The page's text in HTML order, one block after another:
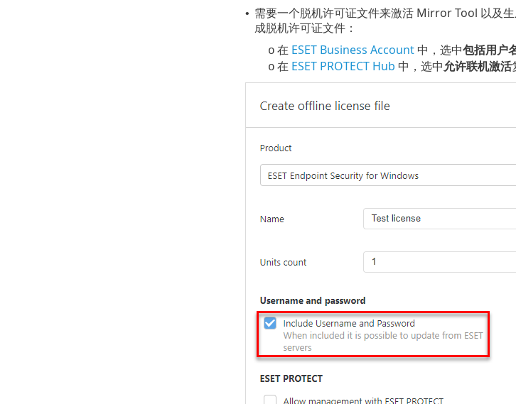
• 需要一个脱机许可证文件来激活 Mirror Tool 以及
成脱机许可证文件：
o 在 ESET Business Account中，选中包括用户
o 在 ESET PROTECT Hub 中，选中允许联机激活